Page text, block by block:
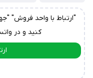
"ارتباط با واحد فروش"
کنید و در